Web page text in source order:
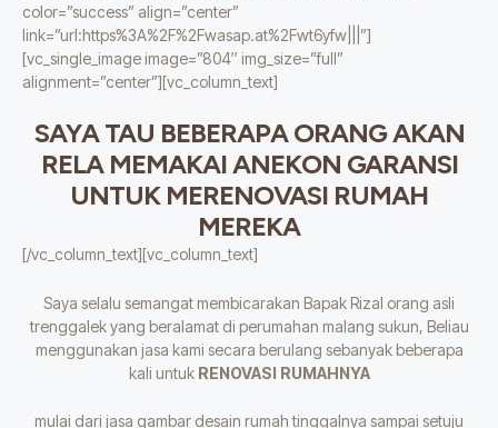
color=”success” align=”center”
link=”url:https%3A%2F%2Fwasap.at%2Fwt6yfw|||”]
[vc_single_image image=”804″ img_size=”full”
alignment=”center”][vc_column_text]
SAYA TAU BEBERAPA ORANG AKAN
RELA MEMAKAI ANEKON GARANSI
UNTUK MERENOVASI RUMAH
MEREKA
[/vc_column_text][vc_column_text]
Saya selalu semangat membicarakan Bapak Rizal orang asli
trenggalek yang beralamat di perumahan malang sukun, Beliau
menggunakan jasa kami secara berulang sebanyak beberapa
kali untuk RENOVASI RUMAHNYA
mulai dari jasa gambar desain rumah tinggalnya sampai setuju